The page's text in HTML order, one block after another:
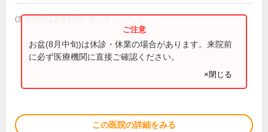
(営業時間は直接お問い合わせください)
お盆(8月中旬)は休診・休業の場合があります。来院前
に必ず医療機関に直接ご確認ください。
×閉じる
この医院の詳細をみる